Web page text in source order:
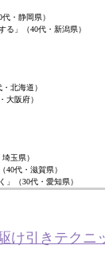
・静岡県）
る」（40代・新潟県）
北海道）
大阪府）
玉県）
40代・滋賀県）
」（30代・愛知県）
け引きテクニ